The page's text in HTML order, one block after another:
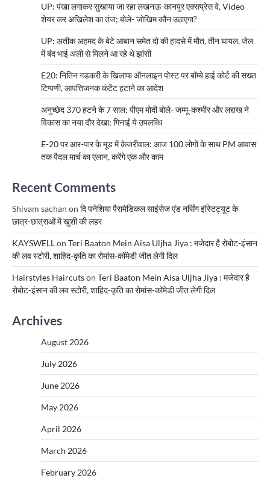
UP: पंखा लगाकर सुखाया जा रहा लखनऊ-कानपुर एक्सप्रेस वे, Video
शेयर कर अखिलेश का तंज; बोले- जोखिम कौन उठाएगा?
UP: अतीक अहमद के बेटे आबान समेत दो की हादसे में मौत, तीन घायल, जेल
में बंद भाई अली से मिलने आ रहे थे झांसी
E20: नितिन गडकरी के खिलाफ ऑनलाइन पोस्ट पर बॉम्बे हाई कोर्ट की सख्त
टिप्पणी, आपत्तिजनक कंटेंट हटाने का आदेश
अनुच्छेद 370 हटने के 7 साल: पीएम मोदी बोले- जम्मू-कश्मीर और लद्दाख ने
विकास का नया दौर देखा; गिनाईं ये उपलब्धि
E-20 पर आर-पार के मूड में केजरीवाल: आज 100 लोगों के साथ PM आवास
तक पैदल मार्च का एलान, करेंगे एक और काम
Recent Comments
Shivam sachan on दि पनेशिया पैरामेडिकल साइंसेज एंड नर्सिंग इंस्टिट्यूट के
छात्र-छात्राओं में खुशी की लहर
KAYSWELLon Teri Baaton Mein Aisa Uljha Jiya : मजेदार है रोबोट-इंसान
की लव स्टोरी, शाहिद-कृति का रोमांस-कॉमेडी जीत लेगी दिल
Hairstyles Haircutson Teri Baaton Mein Aisa Uljha Jiya : मजेदार है
रोबोट-इंसान की लव स्टोरी, शाहिद-कृति का रोमांस-कॉमेडी जीत लेगी दिल
Archives
August 2026
July 2026
June 2026
May 2026
April 2026
March 2026
February 2026